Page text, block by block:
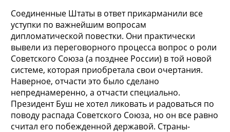
Соединенные Штаты в ответ прикарманили все
уступки по важнейшим вопросам
дипломатической повестки. Они практически
вывели из переговорного процесса вопрос о роли
Советского Союза (а позднее России) в той новой
системе, которая приобретала свои очертания.
Наверное, отчасти это было сделано
непреднамеренно, а отчасти специально.
Президент Буш не хотел ликовать и радоваться по
поводу распада Советского Союза, но он все равно
считал его побежденной державой. Страны-